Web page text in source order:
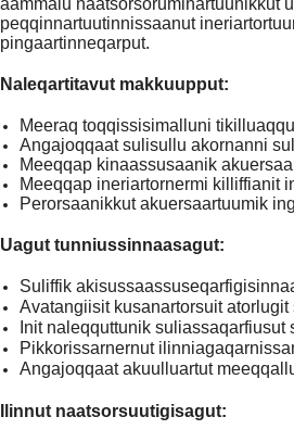
aammalu naatsorsoruminartuunikkut
peqqinnartuutinnissaanut
pingaartinneqarput.
Naleqartitavut makkuupput:
Meeraq toqqissisimalluni
Angajoqqaat sulisullu akornanni
Meeqqap kinaassusaanik
Meeqqap ineriartornermi killiffianit
Perorsaanikkut akuersaartuumik
Uagut tunniussinnaasagut:
Suliffik
Avatangiisit kusanartorsuit
Init naleqquttunik
Pikkorissarnernut
Angajoqqaat akuulluartut
Ilinnut naatsorsuutigisagut: